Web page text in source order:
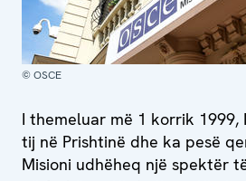
© OSCE
I themeluar më 1 korrik 1999,
tij në Prishtinë dhe ka pesë
Misioni udhëheq një spektër